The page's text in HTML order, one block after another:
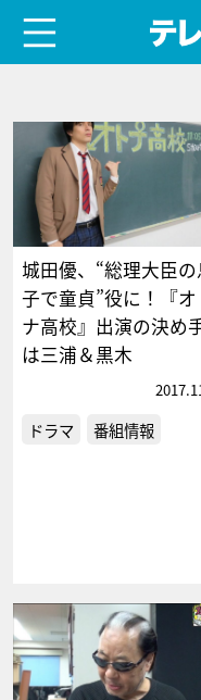
城田優、“総理大臣の
子で童貞”役に！『オ
ナ高校』出演の決め
は三浦＆黒木
ドラマ 番組情報